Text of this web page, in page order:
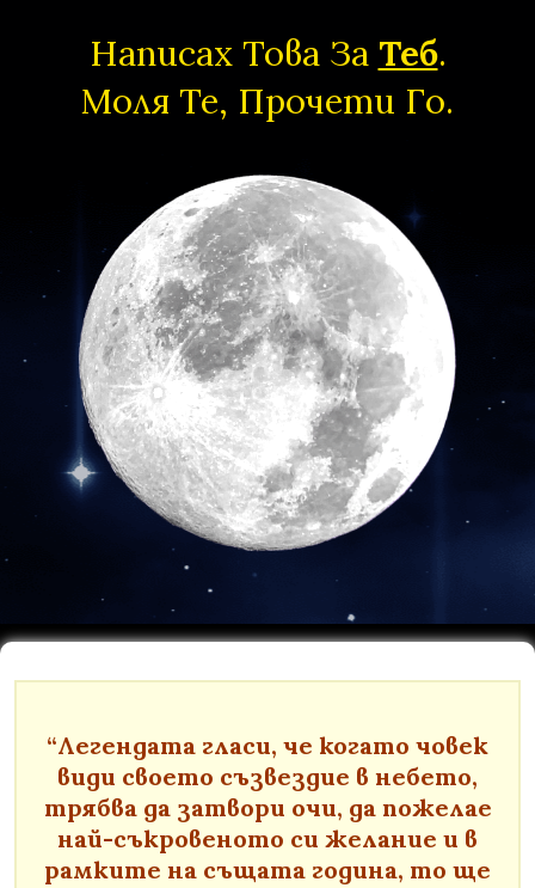
Написах Това За Теб.
Моля Те, Прочети Го.
“Легендата гласи, че когато човек
види своето съзвездие в небето,
трябва да затвори очи, да пожелае
най-съкровеното си желание и в
рамките на същата година, то ще